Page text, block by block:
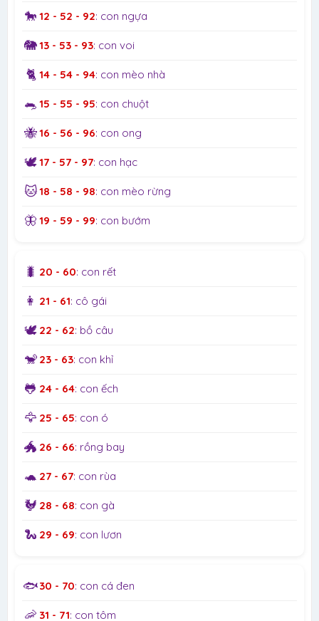
🐎 12 - 52 - 92: con ngựa
🐘13 - 53 - 93: con voi
🐈 14 - 54 - 94: con mèo nhà
🐀 15 - 55 - 95: con chuột
🐝16 - 56 - 96: con ong
🕊️17 - 57 - 97: con hạc
🐱18 - 58 - 98: con mèo rừng
🦋 19 - 59 - 99: con bướm
🐛 20 - 60: con rết
👩 21 - 61: cô gái
🕊️ 22 - 62: bồ câu
🐒 23 - 63: con khỉ
🐸 24 - 64: con ếch
🦅 25 - 65: con ó
🐲 26 - 66: rồng bay
🐢 27 - 67: con rùa
🐓 28 - 68: con gà
🐍 29 - 69: con lươn
🐟30 - 70: con cá đen
🦐 31 - 71: con tôm